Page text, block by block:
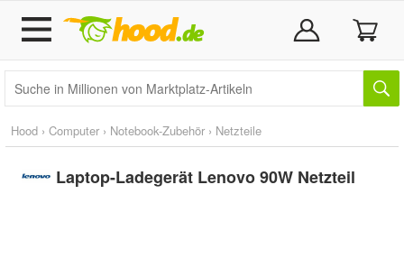
Hood › Computer › Notebook-Zubehör › Netzteile
Laptop-Ladegerät Lenovo 90W Netzteil